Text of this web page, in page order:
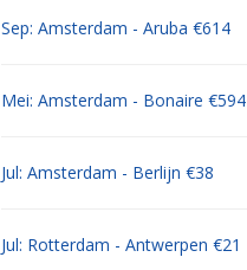
Sep: Amsterdam - Aruba €614
Mei: Amsterdam - Bonaire €594
Jul: Amsterdam - Berlijn €38
Jul: Rotterdam - Antwerpen €21